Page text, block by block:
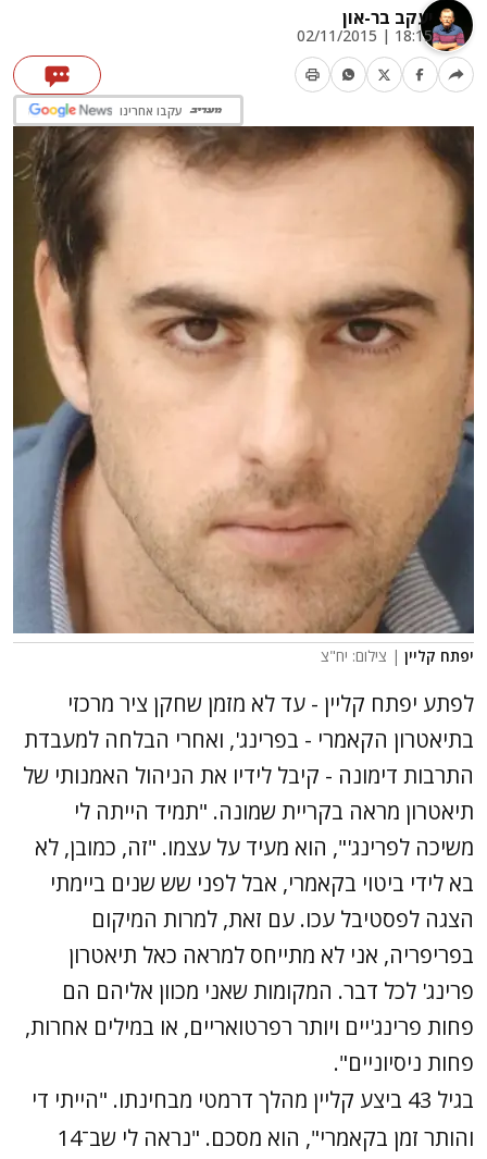
יעקב בר-און
18:15 | 02/11/2015
עקבו אחרינו
יפתח קליין | צילום: יח"צ
לפתע יפתח קליין - עד לא מזמן שחקן ציר מרכזי
בתיאטרון הקאמרי - בפרינג', ואחרי הבלחה למעבדת
התרבות דימונה - קיבל לידיו את הניהול האמנותי של
תיאטרון מראה בקריית שמונה. "תמיד הייתה לי
משיכה לפרינג'", הוא מעיד על עצמו. "זה, כמובן, לא
בא לידי ביטוי בקאמרי, אבל לפני שש שנים ביימתי
הצגה לפסטיבל עכו. עם זאת, למרות המיקום
בפריפריה, אני לא מתייחס למראה כאל תיאטרון
פרינג' לכל דבר. המקומות שאני מכוון אליהם הם
פחות פרינג'יים ויותר רפרטואריים, או במילים אחרות,
פחות ניסיוניים".
בגיל 43 ביצע קליין מהלך דרמטי מבחינתו. "הייתי די
והותר זמן בקאמרי", הוא מסכם. "נראה לי שב־14